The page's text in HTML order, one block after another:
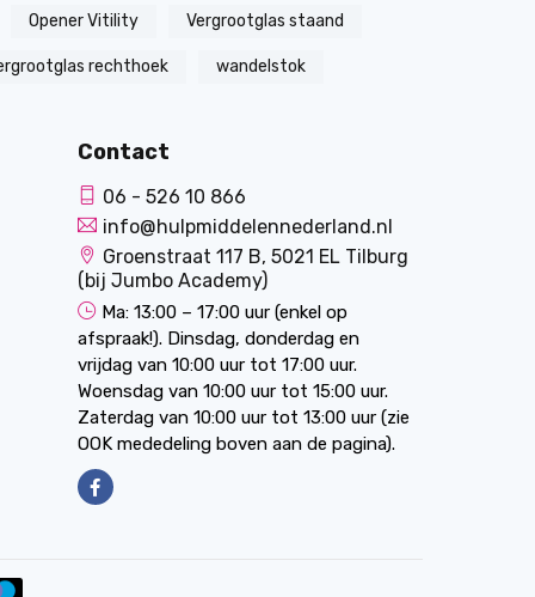
Opener Vitility Vergrootglas staand
rechthoek wandelstok
Contact
06 - 526 10 866
info@hulpmiddelennederland.nl
Groenstraat 117 B, 5021 EL Tilburg
(bij Jumbo Academy)
Ma: 13:00 – 17:00 uur (enkel op
afspraak!). Dinsdag, donderdag en
vrijdag van 10:00 uur tot 17:00 uur.
Woensdag van 10:00 uur tot 15:00 uur.
Zaterdag van 10:00 uur tot 13:00 uur (zie
OOK mededeling boven aan de pagina).